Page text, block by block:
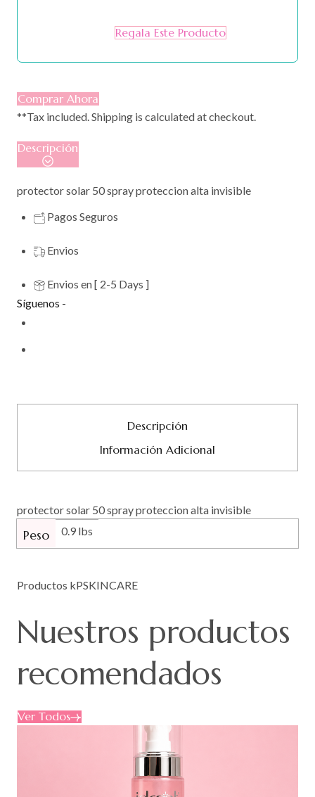
Regala Este Producto
Comprar Ahora
**Tax included. Shipping is calculated at checkout.
Descripción
protector solar 50 spray proteccion alta invisible
Pagos Seguros
Envios
Envios en [ 2-5 Days ]
Síguenos -
Descripción
Información Adicional
protector solar 50 spray proteccion alta invisible
Peso 0.9 lbs
Productos kPSKINCARE
Nuestros productos
recomendados
Ver Todos